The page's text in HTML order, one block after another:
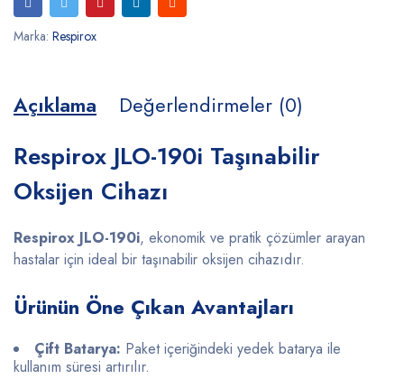
Marka: Respirox
Açıklama Değerlendirmeler (0)
Respirox JLO-190i Taşınabilir
Oksijen Cihazı
Respirox JLO-190i, ekonomik ve pratik çözümler arayan
hastalar için ideal bir taşınabilir oksijen cihazıdır.
Ürünün Öne Çıkan Avantajları
Çift Batarya: Paket içeriğindeki yedek batarya ile
kullanım süresi artırılır.